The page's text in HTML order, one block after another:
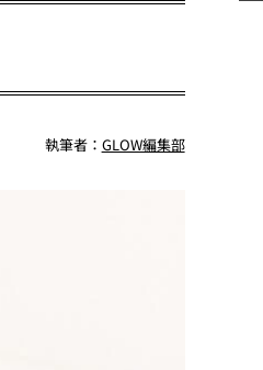
執筆者： GLOW編集部